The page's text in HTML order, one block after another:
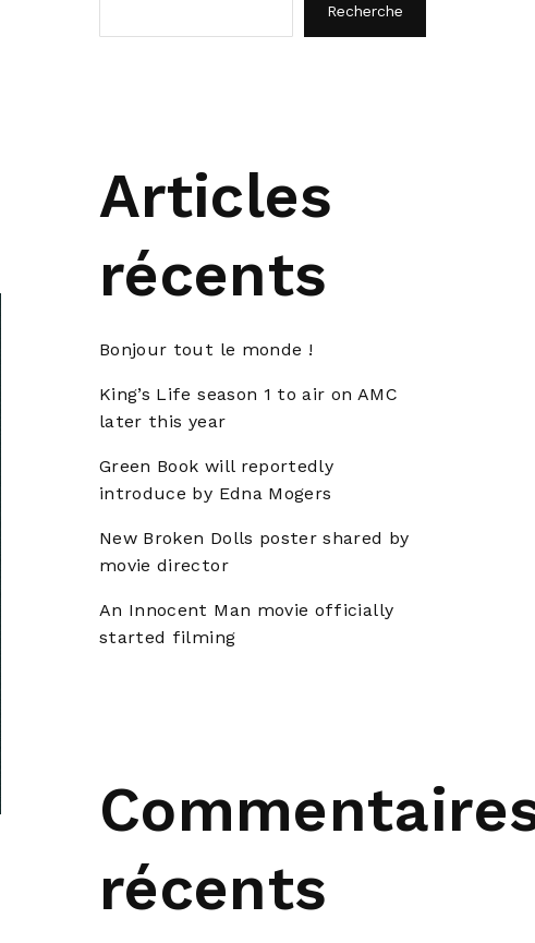
Recherche
Articles
récents
Bonjour tout le monde !
King’s Life season 1 to air on AMC
later this year
Green Book will reportedly
introduce by Edna Mogers
New Broken Dolls poster shared by
movie director
An Innocent Man movie officially
started filming
récents